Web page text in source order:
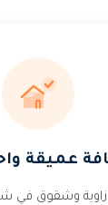
عميقة
وشقوق في